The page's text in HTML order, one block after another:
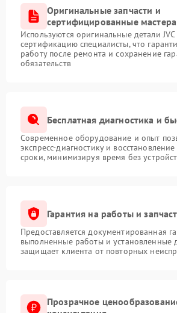
Оригинальные запчасти и
сертифицированные мастера
Используются оригинальные детали
сертификацию специалисты, что
работу после ремонта и сохранение
обязательств
Бесплатная диагностика и
Современное оборудование и опыт
экспресс-диагностику и
сроки, минимизируя время без
Гарантия на работы и
Предоставляется документированная
выполненные работы и установленные
защищает клиента от повторных
Прозрачное